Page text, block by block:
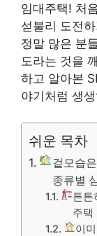
임대주택! 처
섣불리 도전
정말 많은 분
도라는 것을
하고 알아본
야기처럼 생
쉬운 목차
겉모습
종류별
튼튼
주택
이